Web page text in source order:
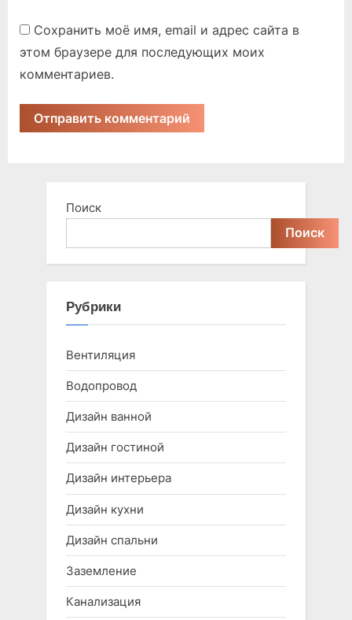
Сохранить моё имя, email и адрес сайта в
этом браузере для последующих моих
комментариев.
Поиск
Поиск
Рубрики
Вентиляция
Водопровод
Дизайн ванной
Дизайн гостиной
Дизайн интерьера
Дизайн кухни
Дизайн спальни
Заземление
Канализация